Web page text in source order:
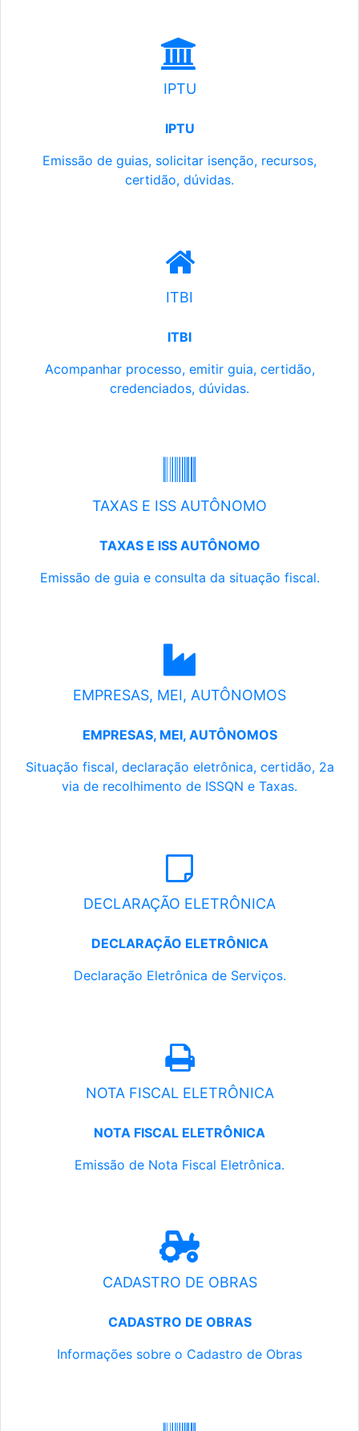
IPTU
IPTU
Emissão de guias, solicitar isenção, recursos,
certidão, dúvidas.
ITBI
ITBI
Acompanhar processo, emitir guia, certidão,
credenciados, dúvidas.
TAXAS E ISS AUTÔNOMO
TAXAS E ISS AUTÔNOMO
Emissão de guia e consulta da situação fiscal.
EMPRESAS, MEI, AUTÔNOMOS
EMPRESAS, MEI, AUTÔNOMOS
Situação fiscal, declaração eletrônica, certidão, 2a
via de recolhimento de ISSQN e Taxas.
DECLARAÇÃO ELETRÔNICA
DECLARAÇÃO ELETRÔNICA
Declaração Eletrônica de Serviços.
NOTA FISCAL ELETRÔNICA
NOTA FISCAL ELETRÔNICA
Emissão de Nota Fiscal Eletrônica.
CADASTRO DE OBRAS
CADASTRO DE OBRAS
Informações sobre o Cadastro de Obras